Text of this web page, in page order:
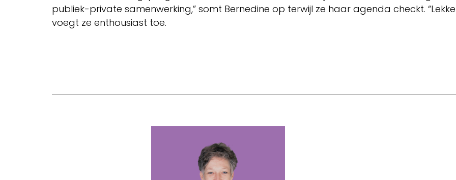
publiek-private samenwerking,” somt Bernedine op terwijl ze haar agenda checkt.
voegt ze enthousiast toe.